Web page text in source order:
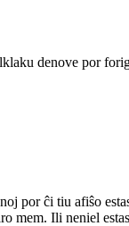
denove por
por ĉi tiu afiŝo
mem. Ili neniel